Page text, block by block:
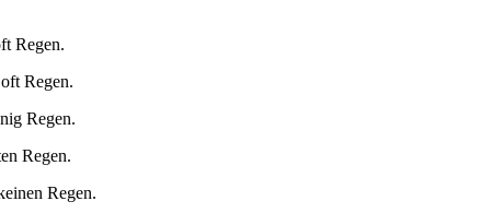
Regen.
Regen.
Regen.
Regen.
Regen.